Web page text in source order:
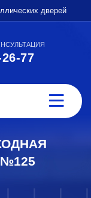
дверей
77